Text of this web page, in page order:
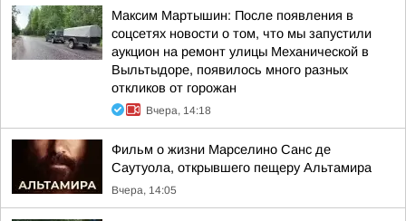
Максим Мартышин: После появления в
соцсетях новости о том, что мы запустили
аукцион на ремонт улицы Механической в
Выльтыдоре, появилось много разных
откликов от горожан
Вчера, 14:18
Фильм о жизни Марселино Санс де
Саутуола, открывшего пещеру Альтамира
Вчера, 14:05